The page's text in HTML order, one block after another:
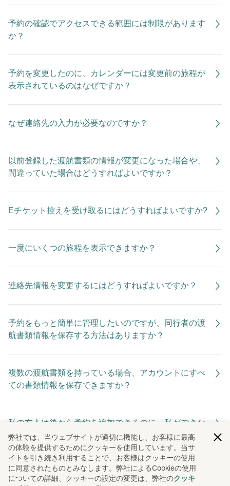
予約の確認でアクセスできる範囲には制限があります
か？
予約を変更したのに、カレンダーには変更前の旅程が
表示されているのはなぜですか？
なぜ連絡先の入力が必要なのですか？
以前登録した渡航書類の情報が変更になった場合や、
間違っていた場合はどうすればよいですか？
Eチケット控えを受け取るにはどうすればよいですか?
一度にいくつの旅程を表示できますか？
連絡先情報を変更するにはどうすればよいですか？
予約をもっと簡単に管理したいのですが、同行者の渡
航書類情報を保存する方法はありますか？
複数の渡航書類を持っている場合、アカウントにすべ
ての書類情報を保存できますか？
私の友人は後から予約を追加できるのに、私ができな
いのはなぜですか？
予約の際に会員番号の登録を忘れていました。特典は
弊社では、当ウェブサイトが適切に機能し、お客様に最高
の体験を提供するためにクッキーを使用しています。当サ
イトを引き続き利用することで、お客様はクッキーの使用
に同意されたものとみなします。弊社によるCookieの使用
についての詳細、クッキーの設定の変更は、弊社のクッキ